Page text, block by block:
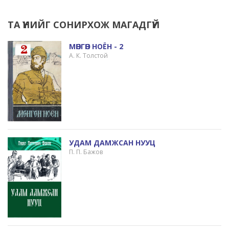
ТА ҮҮНИЙГ СОНИРХОЖ МАГАДГҮЙ
МӨНГӨН НОЁН - 2
А. К. Толстой
УДАМ ДАМЖСАН НУУЦ
П. П. Бажов